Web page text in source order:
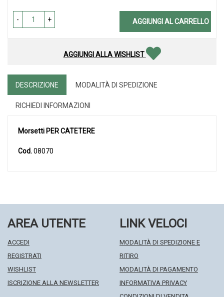
- + AGGIUNGI AL CARRELLO
AGGIUNGI ALLA WISHLIST
DESCRIZIONE MODALITÀ DI SPEDIZIONE
RICHIEDI INFORMAZIONI
Morsetti PER CATETERE
Cod.08070
AREA UTENTE
ACCEDI
REGISTRATI
WISHLIST
ISCRIZIONE ALLA NEWSLETTER
LINK VELOCI
MODALITÀ DI SPEDIZIONE E
RITIRO
MODALITÀ DI PAGAMENTO
INFORMATIVA PRIVACY